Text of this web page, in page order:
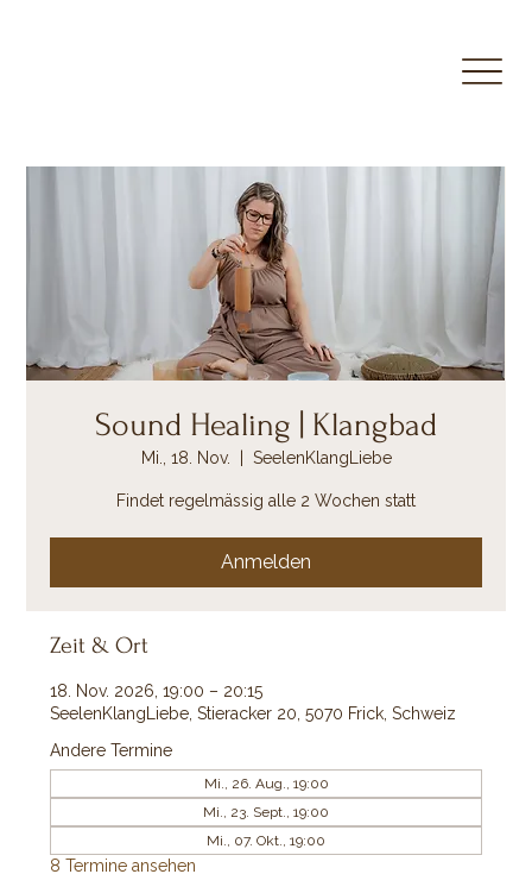
Sound Healing | Klangbad
Mi., 18. Nov. SeelenKlangLiebe
Findet regelmässig alle 2 Wochen statt
Anmelden
Zeit & Ort
18. Nov. 2026, 19:00 – 20:15
SeelenKlangLiebe, Stieracker 20, 5070 Frick, Schweiz
Andere Termine
Mi., 26. Aug., 19:00
Mi., 23. Sept., 19:00
Mi., 07. Okt., 19:00
8 Termine ansehen